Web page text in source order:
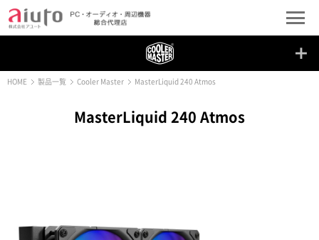
HOME 製品一覧 Cooler Master MasterLiquid 240 Atmos
MasterLiquid 240 Atmos